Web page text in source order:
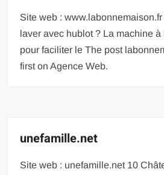
Site web :
laver avec hublot ? La machine
pour faciliter le The post
first on Agence Web.
unefamille.net
Site web : unefamille.net 10